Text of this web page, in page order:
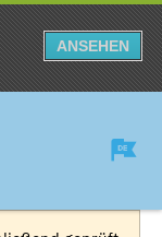
ANSEHEN